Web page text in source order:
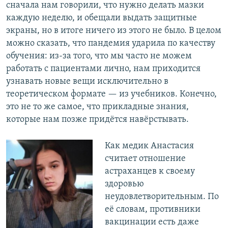
сначала нам говорили, что нужно делать мазки
каждую неделю, и обещали выдать защитные
экраны, но в итоге ничего из этого не было. В целом
можно сказать, что пандемия ударила по качеству
обучения: из-за того, что мы часто не можем
работать с пациентами лично, нам приходится
узнавать новые вещи исключительно в
теоретическом формате — из учебников. Конечно,
это не то же самое, что прикладные знания,
которые нам позже придётся навёрстывать.
Как медик Анастасия
считает отношение
астраханцев к своему
здоровью
неудовлетворительным. По
её словам, противники
вакцинации есть даже